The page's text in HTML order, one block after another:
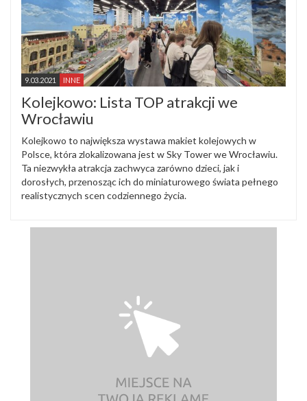
9.03.2021 INNE
Kolejkowo: Lista TOP atrakcji we
Wrocławiu
Kolejkowo to największa wystawa makiet kolejowych w
Polsce, która zlokalizowana jest w Sky Tower we Wrocławiu.
Ta niezwykła atrakcja zachwyca zarówno dzieci, jak i
dorosłych, przenosząc ich do miniaturowego świata pełnego
realistycznych scen codziennego życia.